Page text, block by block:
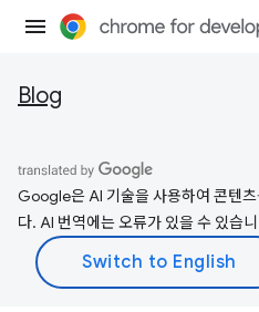
Blog
Google은 AI 기술을 사용하여 콘텐
다. AI 번역에는 오류가 있을 수 있습